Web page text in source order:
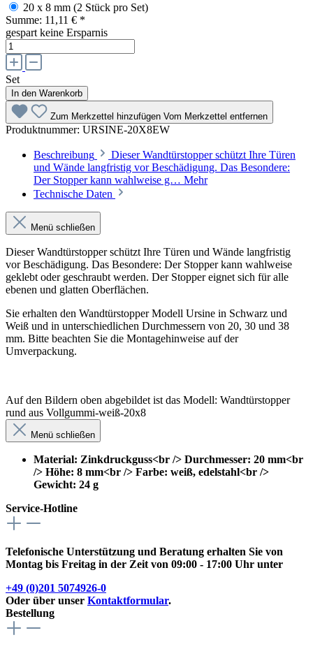
20 x 8 mm (2 Stück pro Set)
Summe: 11,11 € *
gespart keine Ersparnis
Set
In den Warenkorb
Zum Merkzettel hinzufügen Vom Merkzettel entfernen
Produktnummer: URSINE-20X8EW
Beschreibung
Dieser Wandtürstopper schützt Ihre Türen
und Wände langfristig vor Beschädigung. Das Besondere:
Der Stopper kann wahlweise g… Mehr
Technische Daten
Menü schließen
Dieser Wandtürstopper schützt Ihre Türen und Wände langfristig
vor Beschädigung. Das Besondere: Der Stopper kann wahlweise
geklebt oder geschraubt werden. Der Stopper eignet sich für alle
ebenen und glatten Oberflächen.
Sie erhalten den Wandtürstopper Modell Ursine in Schwarz und
Weiß und in unterschiedlichen Durchmessern von 20, 30 und 38
mm. Bitte beachten Sie die Montagehinweise auf der
Umverpackung.
Auf den Bildern oben abgebildet ist das Modell: Wandtürstopper
rund aus Vollgummi-weiß-20x8
Menü schließen
Material: Zinkdruckguss<br /> Durchmesser: 20 mm<br
/> Höhe: 8 mm<br /> Farbe: weiß, edelstahl<br />
Gewicht: 24 g
Service-Hotline
Telefonische Unterstützung und Beratung erhalten Sie von
Montag bis Freitag in der Zeit von 09:00 - 17:00 Uhr unter
+49 (0)201 5074926-0
Oder über unser Kontaktformular.
Bestellung